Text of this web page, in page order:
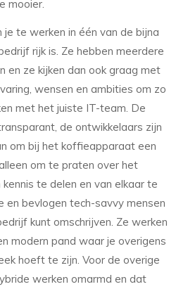
mooier.
je te werken in één van de bijna
rijk is. Ze hebben meerdere
en ze kijken dan ook graag met
wensen en ambities om zo
met het juiste IT-team. De
de ontwikkelaars zijn
om bij het koffieapparaat een
om te praten over het
te delen en van elkaar te
en bevlogen tech-savvy mensen
kunt omschrijven. Ze werken
modern pand waar je overigens
hoeft te zijn. Voor de overige
werken omarmd en dat